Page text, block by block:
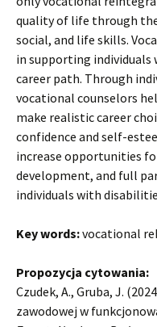
quality of life through
social, and life skills.
in supporting individuals
career path. Through
vocational counselors
make realistic career
confidence and self-
increase opportunities
development, and full
individuals with
Key words:vocational
Propozycja cytowania:
Czudek, A., Gruba, J.
zawodowej w